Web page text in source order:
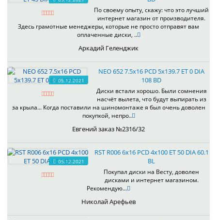
По своему опыту, скажу: что это лучший
интернет магазин от производителя.
Здесь грамотные менеджеры, которые не просто отправят вам
оплаченные диски, ..
Аркадий Геленджик
05.12.2021
NEO 652 7.5x16 PCD 5x139.7 ET 0 DIA
108 BD
Диски встали хорошо. Были сомнения
насчёт вылета, что будут выпирать из
за крыла... Когда поставили на шиномонтаже я был очень доволен
покупкой, непро..
Евгений заказ №2316/32
05.12.2021
RST R006 6x16 PCD 4x100 ET 50 DIA 60.1
BL
Покупал диски на Весту, доволен
дисками и интернет магазином.
Рекомендую...
Николай Арефьев